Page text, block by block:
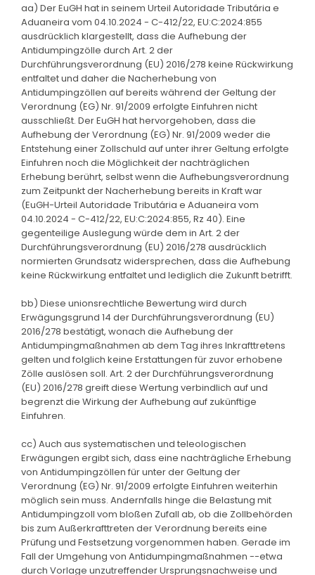
aa) Der EuGH hat in seinem Urteil Autoridade Tributária e
Aduaneira vom 04.10.2024 - C-412/22, EU:C:2024:855
ausdrücklich klargestellt, dass die Aufhebung der
Antidumpingzölle durch Art. 2 der
Durchführungsverordnung (EU) 2016/278 keine Rückwirkung
entfaltet und daher die Nacherhebung von
Antidumpingzöllen auf bereits während der Geltung der
Verordnung (EG) Nr. 91/2009 erfolgte Einfuhren nicht
ausschließt. Der EuGH hat hervorgehoben, dass die
Aufhebung der Verordnung (EG) Nr. 91/2009 weder die
Entstehung einer Zollschuld auf unter ihrer Geltung erfolgte
Einfuhren noch die Möglichkeit der nachträglichen
Erhebung berührt, selbst wenn die Aufhebungsverordnung
zum Zeitpunkt der Nacherhebung bereits in Kraft war
(EuGH-Urteil Autoridade Tributária e Aduaneira vom
04.10.2024 - C-412/22, EU:C:2024:855, Rz 40). Eine
gegenteilige Auslegung würde dem in Art. 2 der
Durchführungsverordnung (EU) 2016/278 ausdrücklich
normierten Grundsatz widersprechen, dass die Aufhebung
keine Rückwirkung entfaltet und lediglich die Zukunft betrifft.
bb) Diese unionsrechtliche Bewertung wird durch
Erwägungsgrund 14 der Durchführungsverordnung (EU)
2016/278 bestätigt, wonach die Aufhebung der
Antidumpingmaßnahmen ab dem Tag ihres Inkrafttretens
gelten und folglich keine Erstattungen für zuvor erhobene
Zölle auslösen soll. Art. 2 der Durchführungsverordnung
(EU) 2016/278 greift diese Wertung verbindlich auf und
begrenzt die Wirkung der Aufhebung auf zukünftige
Einfuhren.
cc) Auch aus systematischen und teleologischen
Erwägungen ergibt sich, dass eine nachträgliche Erhebung
von Antidumpingzöllen für unter der Geltung der
Verordnung (EG) Nr. 91/2009 erfolgte Einfuhren weiterhin
möglich sein muss. Andernfalls hinge die Belastung mit
Antidumpingzoll vom bloßen Zufall ab, ob die Zollbehörden
bis zum Außerkrafttreten der Verordnung bereits eine
Prüfung und Festsetzung vorgenommen haben. Gerade im
Fall der Umgehung von Antidumpingmaßnahmen --etwa
durch Vorlage unzutreffender Ursprungsnachweise und